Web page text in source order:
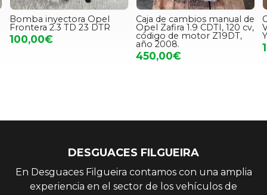
Caja de cambios manual de
Opel Zafira 1.9 CDTI, 120 cv,
código de motor Z19DT,
año 2008.
Caja de cambios Opel
Vectra C 2.0 DTI 16V
Y20DTH F23
160,00€
DESGUACES FILGUEIRA
En Desguaces Filgueira contamos con una amplia
experiencia en el sector de los vehículos de